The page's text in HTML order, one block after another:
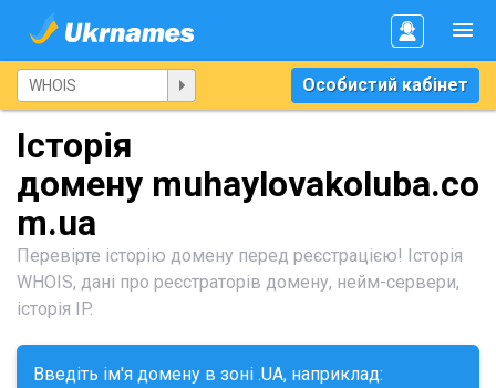
Особистий кабінет
Історія
домену muhaylovakoluba.co
m.ua
Перевірте історію домену перед реєстрацією! Історія
WHOIS, дані про реєстраторів домену, нейм-сервери,
історія IP.
Введіть ім'я домену в зоні .UA, наприклад: